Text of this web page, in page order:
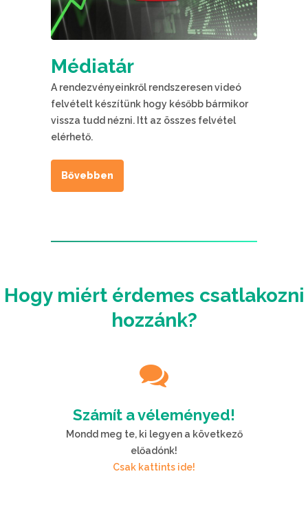
Médiatár
A rendezvényeinkről rendszeresen videó
felvételt készítünk hogy később bármikor
vissza tudd nézni. Itt az összes felvétel
elérhető.
Bővebben
Hogy miért érdemes csatlakozni
hozzánk?
Számít a véleményed!
Mondd meg te, ki legyen a következő
előadónk!
Csak kattints ide!